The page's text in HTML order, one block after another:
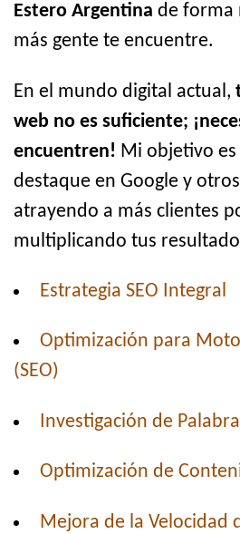
Estero Argentina de forma
más gente te encuentre.
En el mundo digital actual,
web no es suficiente;
encuentren! Mi objetivo
destaque en Google y
atrayendo a más clientes
multiplicando tus
Estrategia SEO Integral
Optimización para
(SEO)
Investigación de
Optimización de
Mejora de la Velocidad